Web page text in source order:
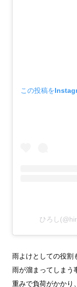
この投稿を
ひろし
雨よけとしての役割
雨が溜まってしまう
重みで負荷がかかり